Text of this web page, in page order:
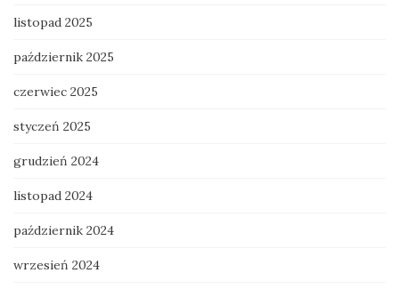
listopad 2025
październik 2025
czerwiec 2025
styczeń 2025
grudzień 2024
listopad 2024
październik 2024
wrzesień 2024